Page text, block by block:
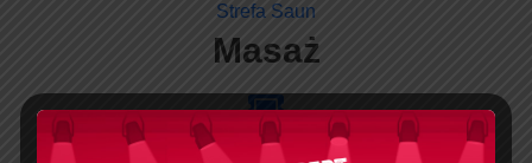
Strefa Saun
Masaż
OSOBNA PŁATNOŚĆ